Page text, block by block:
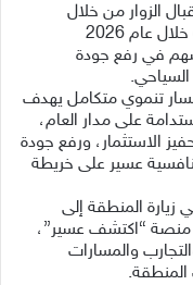
الزوار من خلال
مشروعات ضيافة جديدة تشهدها المنطقة خلال عام 2026
بما يسهم في رفع جودة
السياحي.
تنموي متكامل يهدف
على مدار العام،
الاستثمار، ورفع جودة
تنافسية عسير على خريطة
المنطقة إلى
منصة “اكتشف عسير”،
والمسارات